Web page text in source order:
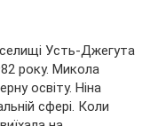
селищі Усть-Джегута
року. Микола
освіту. Ніна
сфері. Коли